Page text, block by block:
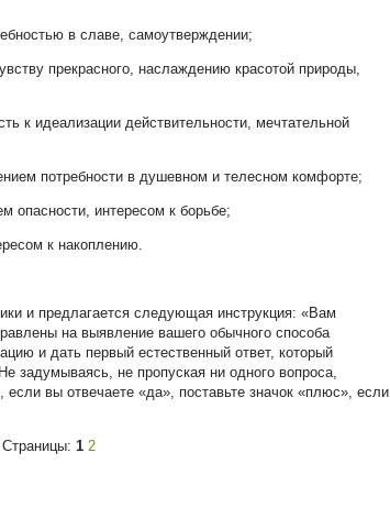
в славе, самоутверждении;
прекрасного, наслаждению красотой природы,
к идеализации действительности, мечтательной
потребности в душевном и телесном комфорте;
опасности, интересом к борьбе;
к накоплению.
и предлагается следующая инструкция: «Вам
на выявление вашего обычного способа
и дать первый естественный ответ, который
задумываясь, не пропуская ни одного вопроса,
вы отвечаете «да», поставьте значок «плюс», если
Страницы: 1 2